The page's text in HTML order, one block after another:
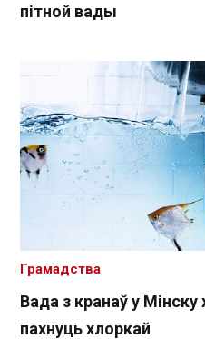
пітной вады
Вада з кранаў у
пахнуць хлоркай
Грамадства